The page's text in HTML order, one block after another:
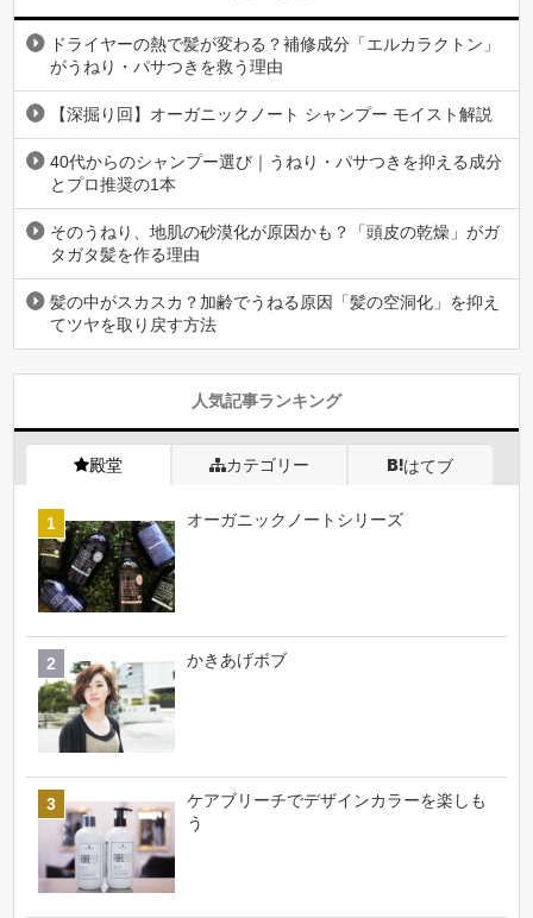
ドライヤーの熱で髪が変わる？補修成分「エルカラクトン」
がうねり・パサつきを救う理由
【深掘り回】オーガニックノート シャンプー モイスト解説
40代からのシャンプー選び｜うねり・パサつきを抑える成分
とプロ推奨の1本
そのうねり、地肌の砂漠化が原因かも？「頭皮の乾燥」がガ
タガタ髪を作る理由
髪の中がスカスカ？加齢でうねる原因「髪の空洞化」を抑え
てツヤを取り戻す方法
人気記事ランキング
殿堂 カテゴリー はてブ
オーガニックノートシリーズ
かきあげボブ
ケアブリーチでデザインカラーを楽しも
う